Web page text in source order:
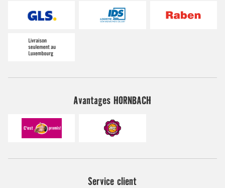
Avantages HORNBACH
Service client